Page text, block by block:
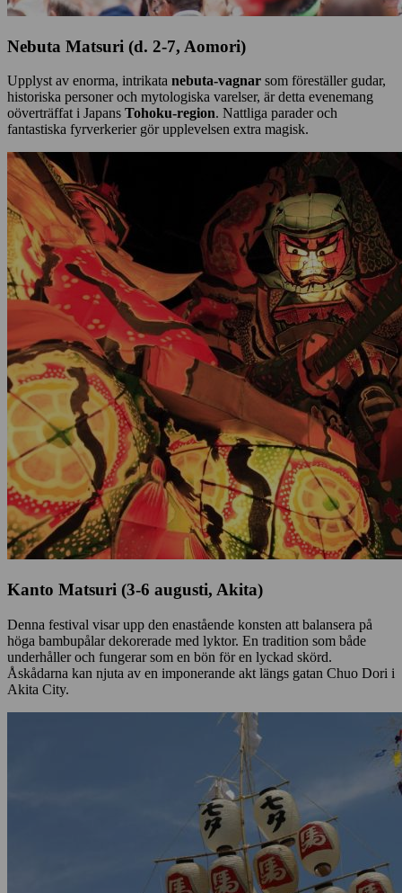
Nebuta Matsuri (d. 2-7, Aomori)
Upplyst av enorma, intrikata nebuta-vagnar som föreställer gudar,
historiska personer och mytologiska varelser, är detta evenemang
oöverträffat i Japans Tohoku-region. Nattliga parader och
fantastiska fyrverkerier gör upplevelsen extra magisk.
Kanto Matsuri (3-6 augusti, Akita)
Denna festival visar upp den enastående konsten att balansera på
höga bambupålar dekorerade med lyktor. En tradition som både
underhåller och fungerar som en bön för en lyckad skörd.
Åskådarna kan njuta av en imponerande akt längs gatan Chuo Dori i
Akita City.